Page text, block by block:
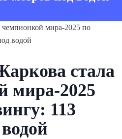
стала
мира-2025
113